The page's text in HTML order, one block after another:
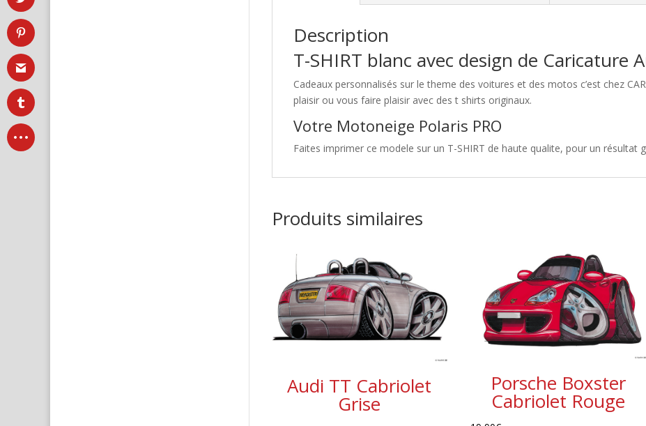
Description
T-SHIRT blanc avec design de Caricature
Cadeaux personnalisés sur le theme des voitures et des motos c’est chez
plaisir ou vous faire plaisir avec des t shirts originaux.
Votre Motoneige Polaris PRO
Faites imprimer ce modele sur un T-SHIRT de haute qualite, pour un résultat
Produits similaires
Audi TT Cabriolet
Grise
Porsche Boxster
Cabriolet Rouge